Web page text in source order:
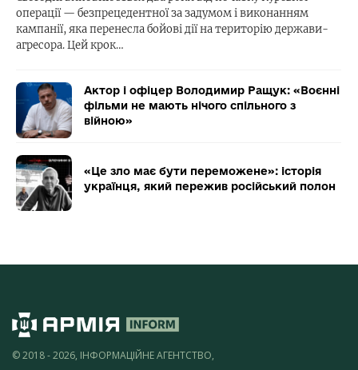
операції — безпрецедентної за задумом і виконанням
кампанії, яка перенесла бойові дії на територію держави-
агресора. Цей крок…
Актор і офіцер Володимир Ращук: «Воєнні
фільми не мають нічого спільного з
війною»
«Це зло має бути переможене»: історія
українця, який пережив російський полон
© 2018 - 2026, ІНФОРМАЦІЙНЕ АГЕНТСТВО,